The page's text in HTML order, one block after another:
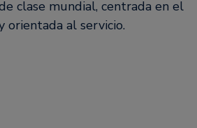
clase mundial, centrada en el
orientada al servicio.